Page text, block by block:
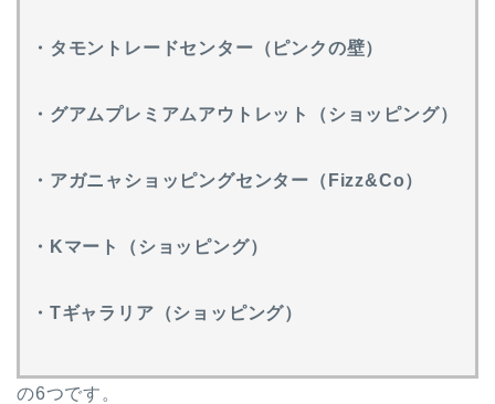
・タモントレードセンター（ピンクの壁）
・グアムプレミアムアウトレット（ショッピング）
・アガニャショッピングセンター（Fizz&Co）
・Kマート（ショッピング）
・Tギャラリア（ショッピング）
の6つです。